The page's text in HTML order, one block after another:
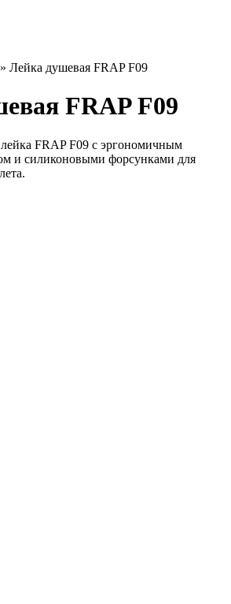
» Лейка душевая FRAP F09
FRAP F09
FRAP F09 с эргономичным
и силиконовыми форсунками для